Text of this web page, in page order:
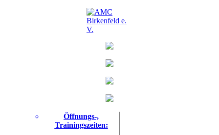
Öffnungs-,
Trainingszeiten: